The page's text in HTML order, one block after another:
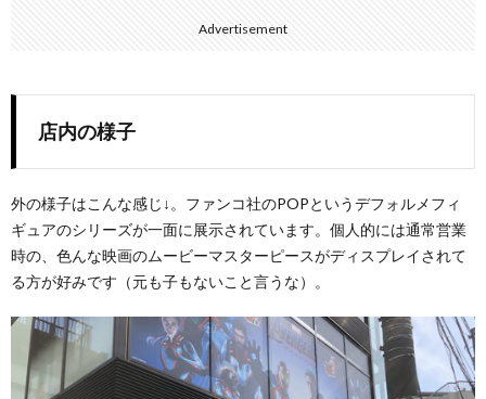
Advertisement
店内の様子
外の様子はこんな感じ↓。ファンコ社のPOPというデフォルメフィ
ギュアのシリーズが一面に展示されています。個人的には通常営業
時の、色んな映画のムービーマスターピースがディスプレイされて
る方が好みです（元も子もないこと言うな）。